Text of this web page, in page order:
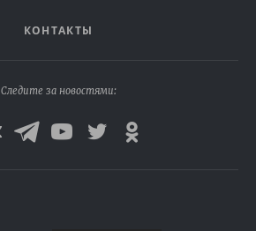
КОНТАКТЫ
Следите за новостями: